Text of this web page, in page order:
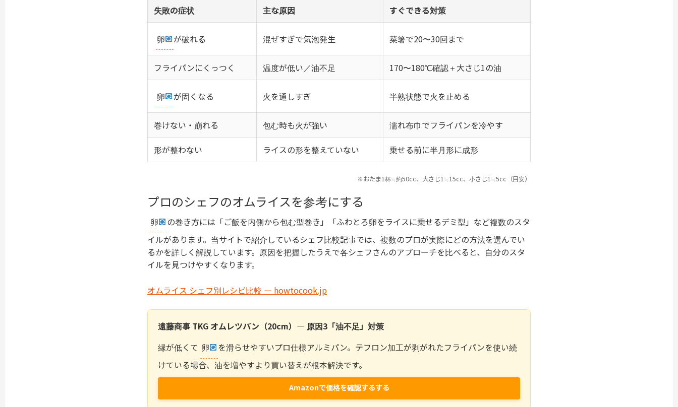
失敗の症状 主な原因 すぐできる対策
卵 が破れる 混ぜすぎで気泡発生 菜箸で20〜30回まで
フライパンにくっつく 温度が低い／油不足 170〜180℃確認＋大さじ1の油
卵 が固くなる 火を通しすぎ 半熟状態で火を止める
巻けない・崩れる 包む時も火が強い 濡れ布巾でフライパンを冷やす
形が整わない ライスの形を整えていない 乗せる前に半月形に成形
※おたま1杯≒約50cc、大さじ1≒15cc、小さじ1≒5cc（目安）
プロのシェフのオムライスを参考にする
卵
の巻き方には「ご飯を内側から包む型巻き」「ふわとろ卵をライスに乗せるデミ型」など複数のスタ
イルがあります。当サイトで紹介しているシェフ比較記事では、複数のプロが実際にどの方法を選んでい
るかを詳しく解説しています。原因を把握したうえで各シェフさんのアプローチを比べると、自分のスタ
イルを見つけやすくなります。
オムライス シェフ別レシピ比較 — howtocook.jp
遠藤商事 TKG オムレツパン（20cm）— 原因3「油不足」対策
縁が低くて 卵
を滑らせやすいプロ仕様アルミパン。テフロン加工が剥がれたフライパンを使い続
けている場合、油を増やすより買い替えが根本解決です。
Amazonで価格を確認するする